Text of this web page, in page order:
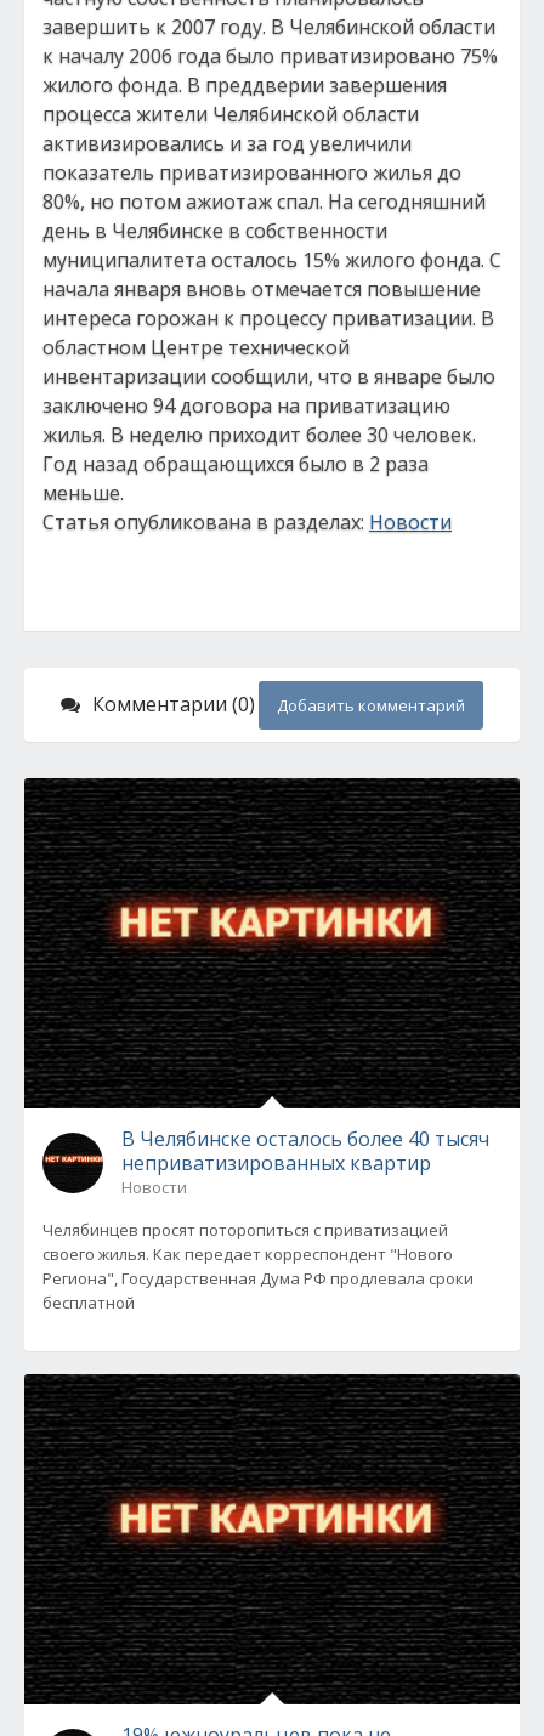
завершить к 2007 году. В Челябинской области
к началу 2006 года было приватизировано 75%
жилого фонда. В преддверии завершения
процесса жители Челябинской области
активизировались и за год увеличили
показатель приватизированного жилья до
80%, но потом ажиотаж спал. На сегодняшний
день в Челябинске в собственности
муниципалитета осталось 15% жилого фонда. С
начала января вновь отмечается повышение
интереса горожан к процессу приватизации. В
областном Центре технической
инвентаризации сообщили, что в январе было
заключено 94 договора на приватизацию
жилья. В неделю приходит более 30 человек.
Год назад обращающихся было в 2 раза
меньше.
Статья опубликована в разделах: Новости
Комментарии (0) Добавить комментарий
В Челябинске осталось более 40 тысяч
неприватизированных квартир
Новости
Челябинцев просят поторопиться с приватизацией
своего жилья. Как передает корреспондент "Нового
Региона", Государственная Дума РФ продлевала сроки
бесплатной